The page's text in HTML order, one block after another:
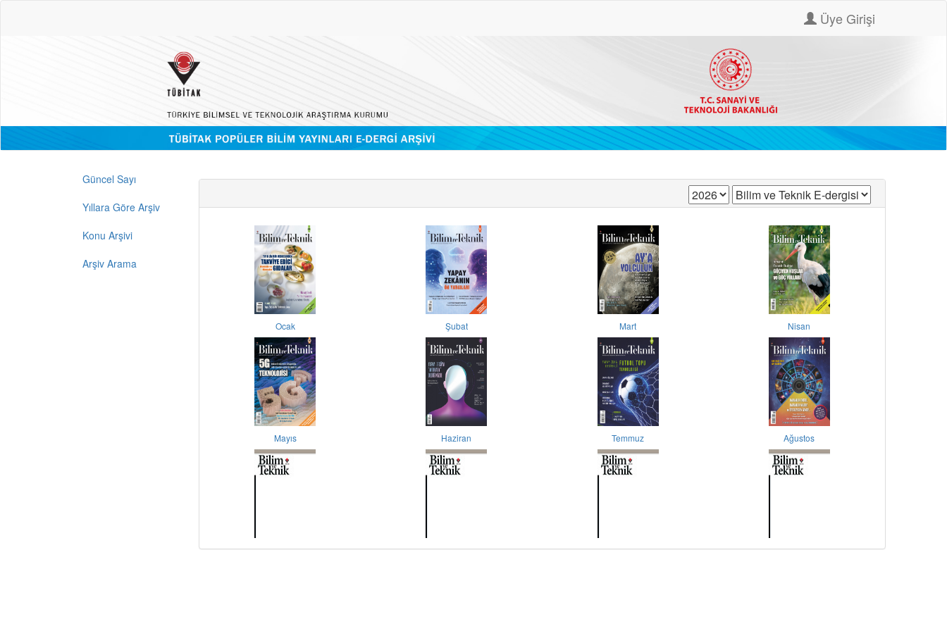
Üye Girişi
Güncel Sayı
Yıllara Göre Arşiv
Konu Arşivi
Arşiv Arama
Ocak Şubat Mart Nisan
Mayıs Haziran Temmuz Ağustos